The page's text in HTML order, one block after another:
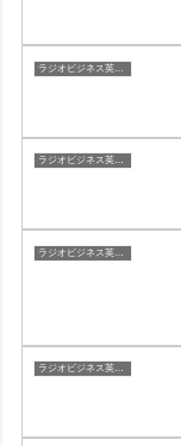
ラジオビジネス英会話
ラジオビジネス英会話
ラジオビジネス英会話
ラジオビジネス英会話